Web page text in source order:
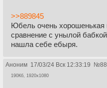
>>889845
Юбель очень хорошенькая
сравнение с унылой
нашла себе ебыря.
Аноним 17/03/24 Вск 12:33:19 №
190Кб, 1920x1080